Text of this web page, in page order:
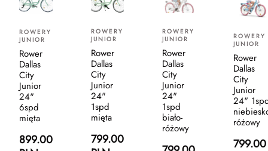
ROWERY
JUNIOR
Rower
Dallas
City
Junior
24"
6spd
mięta
899.00
ROWERY
JUNIOR
Rower
Dallas
City
Junior
24"
1spd
mięta
799.00
ROWERY
JUNIOR
Rower
Dallas
City
Junior
24"
1spd
biało-
różowy
ROWERY
JUNIOR
Rower
Dallas
City
Junior
24"
różowy
799.00